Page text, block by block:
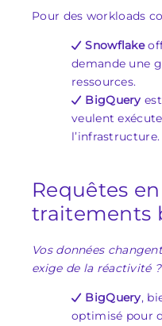
Pour des workloads
Snowflake
demande une
ressources.
BigQuery
veulent
l’infrastructure.
Requêtes
traitements
Vos données
exige de la réactivité ?
BigQuery,
optimisé pour